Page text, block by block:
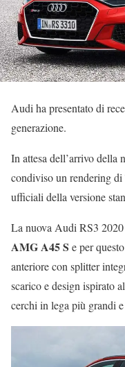
Audi ha presentato di
generazione.
In attesa dell’arrivo
condiviso un rendering
ufficiali della versione
La nuova Audi RS3
AMG A45 S e per
anteriore con splitter
scarico e design ispirato
cerchi in lega più grandi